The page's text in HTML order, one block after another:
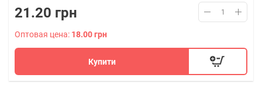
21.20 грн
Оптовая цена: 18.00 грн
Купити